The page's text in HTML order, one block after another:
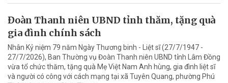
Đoàn Thanh niên UBND tỉnh thăm, tặng quà
gia đình chính sách
Nhân Kỷ niệm 79 năm Ngày Thương binh - Liệt sĩ (27/7/1947 -
27/7/2026), Ban Thường vụ Đoàn Thanh niên UBND tỉnh Lâm Đồng
vừa tổ chức thăm, tặng quà Mẹ Việt Nam Anh hùng, gia đình liệt sĩ
và người có công với cách mạng tại xã Tuyên Quang, phường Phú